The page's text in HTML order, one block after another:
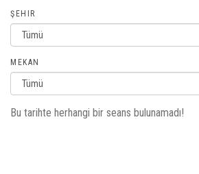
ŞEHIR
MEKAN
Bu tarihte herhangi bir seans bulunamadı!